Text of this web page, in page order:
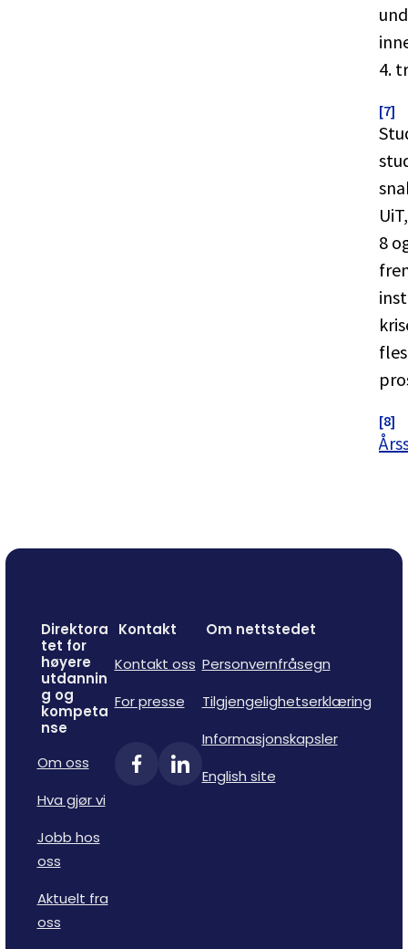
4.
[7]
8
[8]
Direktora
tet for
høyere
utdannin
g og
kompeta
nse
Om oss
Hva gjør vi
Jobb hos
oss
Aktuelt fra
oss
Kontakt
Kontakt oss
For presse
Om nettstedet
Personvernfråsegn
Tilgjengelighetserklæring
Informasjonskapsler
English site